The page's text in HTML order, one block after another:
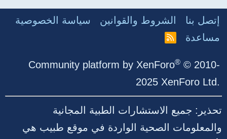
إتصل بنا الشروط والقوانين
سياسة الخصوصية
مساعدة
R
Community platform by XenForo® © 2010-
2025 XenForo Ltd.
تحذير: جميع الاستشارات الطبية المجانية
والمعلومات الصحية الواردة في موقع طبيب هي